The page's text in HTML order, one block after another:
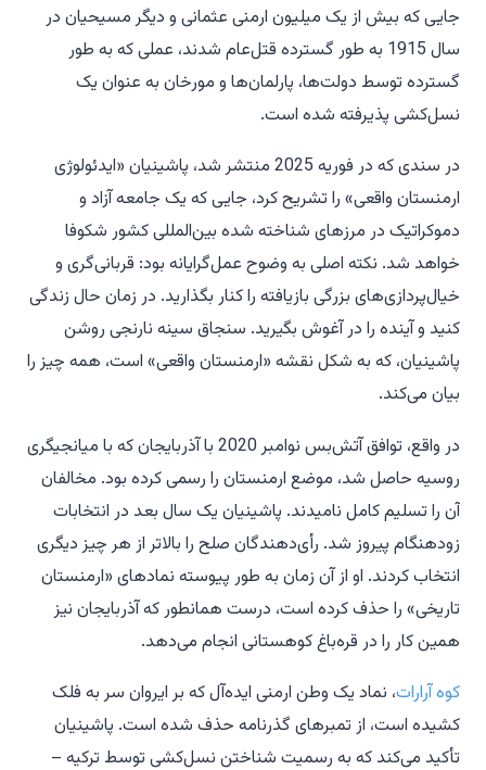
جایی که بیش از یک میلیون ارمنی عثمانی و دیگر مسیحیان در
سال 1915 به طور گسترده قتل‌عام شدند، عملی که به طور
گسترده توسط دولت‌ها، پارلمان‌ها و مورخان به عنوان یک
نسل‌کشی پذیرفته شده است.
در سندی که در فوریه 2025 منتشر شد، پاشینیان «ایدئولوژی
ارمنستان واقعی» را تشریح کرد، جایی که یک جامعه آزاد و
دموکراتیک در مرزهای شناخته شده بین‌المللی کشور شکوفا
خواهد شد. نکته اصلی به وضوح عمل‌گرایانه بود: قربانی‌گری و
خیال‌پردازی‌های بزرگی بازیافته را کنار بگذارید. در زمان حال زندگی
کنید و آینده را در آغوش بگیرید. سنجاق سینه نارنجی روشن
پاشینیان، که به شکل نقشه «ارمنستان واقعی» است، همه چیز را
بیان می‌کند.
در واقع، توافق آتش‌بس نوامبر 2020 با آذربایجان که با میانجیگری
روسیه حاصل شد، موضع ارمنستان را رسمی کرده بود. مخالفان
آن را تسلیم کامل نامیدند. پاشینیان یک سال بعد در انتخابات
زودهنگام پیروز شد. رأی‌دهندگان صلح را بالاتر از هر چیز دیگری
انتخاب کردند. او از آن زمان به طور پیوسته نمادهای «ارمنستان
تاریخی» را حذف کرده است، درست همانطور که آذربایجان نیز
همین کار را در قره‌باغ کوهستانی انجام می‌دهد.
کوه آرارات، نماد یک وطن ارمنی ایده‌آل که بر ایروان سر به فلک
کشیده است، از تمبرهای گذرنامه حذف شده است. پاشینیان
تأکید می‌کند که به رسمیت شناختن نسل‌کشی توسط ترکیه –